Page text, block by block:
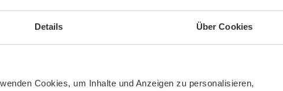
Details Über Cookies
Cookies, um Inhalte und Anzeigen zu personalisieren,